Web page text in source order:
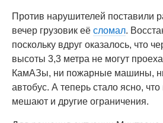
Против нарушителей поставили
вечер грузовик её сломал.
поскольку вдруг оказалось, что
высоты 3,3 метра не могут
КамАЗы, ни пожарные машины,
автобус. А теперь стало ясно,
мешают и другие ограничения.